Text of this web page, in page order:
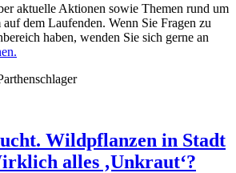
aktuelle Aktionen sowie Themen rund um
dem Laufenden. Wenn Sie Fragen zu
haben, wenden Sie sich gerne an
Wildpflanzen in Stadt
alles ‚Unkraut‘?